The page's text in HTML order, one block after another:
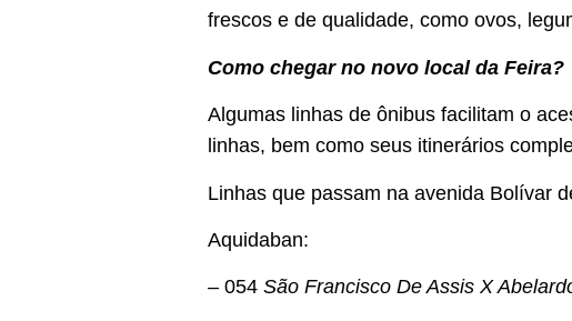
frescos e de qualidade, como ovos,
Como chegar no novo local da Feira?
Algumas linhas de ônibus facilitam o
linhas, bem como seus itinerários
Linhas que passam na avenida Bolívar
Aquidaban:
– 054 São Francisco De Assis X